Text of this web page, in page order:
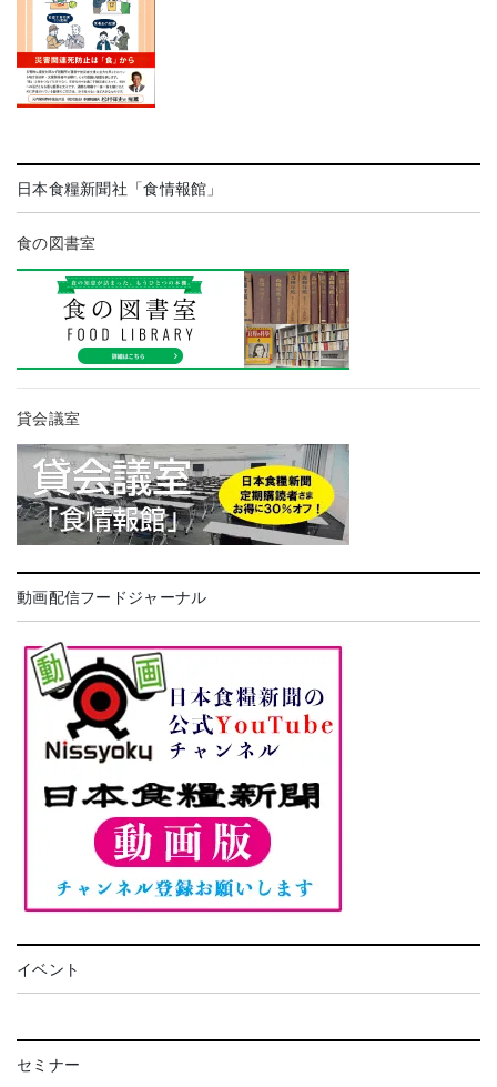
日本食糧新聞社「食情報館」
食の図書室
貸会議室
動画配信フードジャーナル
イベント
セミナー